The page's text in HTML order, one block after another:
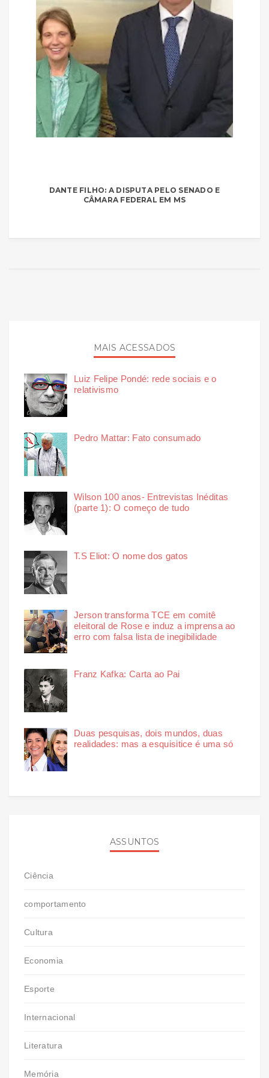
DANTE FILHO: A DISPUTA PELO SENADO E
CÂMARA FEDERAL EM MS
MAIS ACESSADOS
Luiz Felipe Pondé: rede sociais e o
relativismo
Pedro Mattar: Fato consumado
Wilson 100 anos- Entrevistas Inéditas
(parte 1): O começo de tudo
T.S Eliot: O nome dos gatos
Jerson transforma TCE em comitê
eleitoral de Rose e induz a imprensa ao
erro com falsa lista de inegibilidade
Franz Kafka: Carta ao Pai
Duas pesquisas, dois mundos, duas
realidades: mas a esquisitice é uma só
ASSUNTOS
Ciência
comportamento
Cultura
Economia
Esporte
Internacional
Literatura
Memória